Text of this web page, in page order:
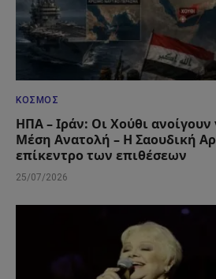
ΚΌΣΜΟΣ
ΗΠΑ – Ιράν: Οι Χούθι
Μέση Ανατολή – Η Σαουδική
επίκεντρο των επιθέσεων
25/07/2026